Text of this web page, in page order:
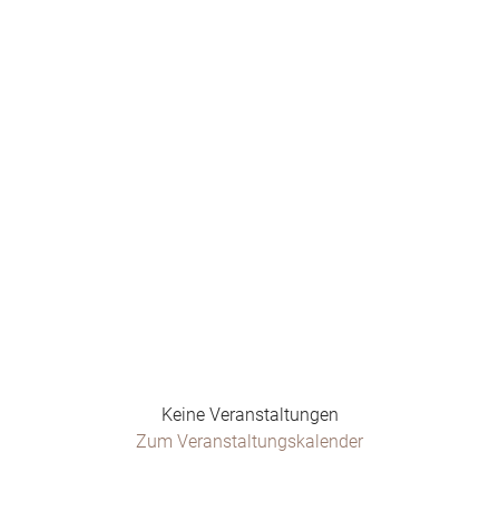
Keine Veranstaltungen